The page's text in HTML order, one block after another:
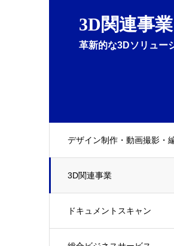
3D関連事業
革新的な3Dソリュー
デザイン制作・動画撮影・
3D関連事業
ドキュメントスキャン